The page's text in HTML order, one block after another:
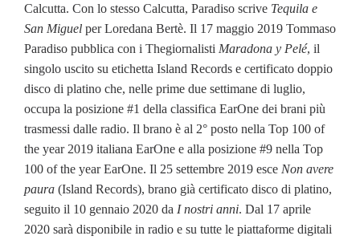
Calcutta. Con lo stesso Calcutta, Paradiso scrive Tequila e
San Miguel per Loredana Bertè. Il 17 maggio 2019 Tommaso
Paradiso pubblica con i Thegiornalisti Maradona y Pelé, il
singolo uscito su etichetta Island Records e certificato doppio
disco di platino che, nelle prime due settimane di luglio,
occupa la posizione #1 della classifica EarOne dei brani più
trasmessi dalle radio. Il brano è al 2° posto nella Top 100 of
the year 2019 italiana EarOne e alla posizione #9 nella Top
100 of the year EarOne. Il 25 settembre 2019 esce Non avere
paura (Island Records), brano già certificato disco di platino,
seguito il 10 gennaio 2020 da I nostri anni. Dal 17 aprile
2020 sarà disponibile in radio e su tutte le piattaforme digitali